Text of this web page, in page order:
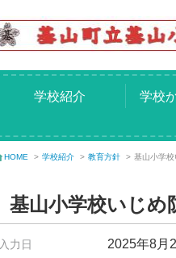
学校紹介 学校
HOME > 学校紹介 > 教育方針 > 基山小学
基山小学校いじめ
入力日 2025年8月